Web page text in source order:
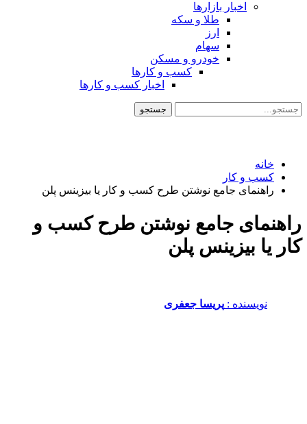
اخبار بازارها
طلا و سکه
ارز
سهام
خودرو و مسکن
کسب و کارها
اخبار کسب و کارها
خانه
کسب و کار
راهنمای جامع نوشتن طرح کسب و کار یا بیزینس پلن
راهنمای جامع نوشتن طرح کسب و
کار یا بیزینس پلن
نویسنده :‌ پریسا جعفری